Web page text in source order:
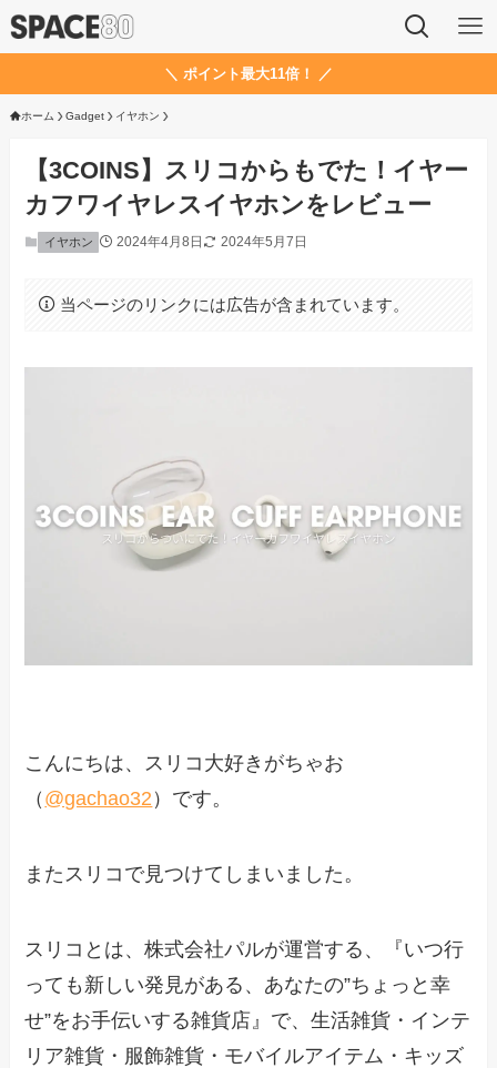
＼ ポイント最大11倍！ ／
ホーム Gadget イヤホン
【3COINS】スリコからもでた！イヤー
カフワイヤレスイヤホンをレビュー
イヤホン 2024年4月8日 2024年5月7日
当ページのリンクには広告が含まれています。
こんにちは、スリコ大好きがちゃお
（ @gachao32 ）です。
またスリコで見つけてしまいました。
スリコとは、株式会社パルが運営する、『いつ行
っても新しい発見がある、あなたの”ちょっと幸
せ”をお手伝いする雑貨店』で、生活雑貨・インテ
リア雑貨・服飾雑貨・モバイルアイテム・キッズ